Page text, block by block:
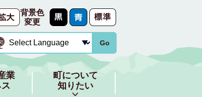
背景色
変更
Go
業
町について
知りたい